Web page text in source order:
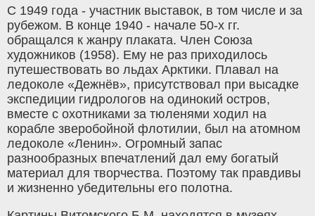
С 1949 года - участник выставок, в том числе и за
рубежом. В конце 1940 - начале 50-х гг.
обращался к жанру плаката. Член Союза
художников (1958). Ему не раз приходилось
путешествовать во льдах Арктики. Плавал на
ледоколе «Дежнёв», присутствовал при высадке
экспедиции гидрологов на одинокий остров,
вместе с охотниками за тюленями ходил на
корабле зверобойной флотилии, был на атомном
ледоколе «Ленин». Огромный запас
разнообразных впечатлений дал ему богатый
материал для творчества. Поэтому так правдивы
и жизненно убедительны его полотна.